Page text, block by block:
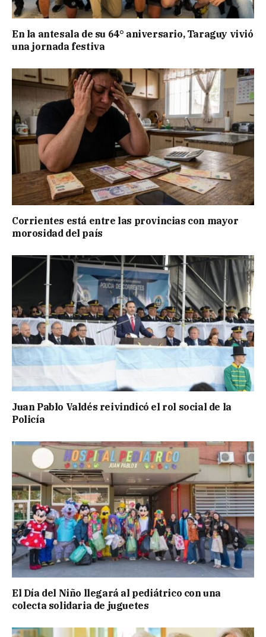
En la antesala de su 64° aniversario, Taraguy vivió
una jornada festiva
Corrientes está entre las provincias con mayor
morosidad del país
Juan Pablo Valdés reivindicó el rol social de la
Policía
El Día del Niño llegará al pediátrico con una
colecta solidaria de juguetes